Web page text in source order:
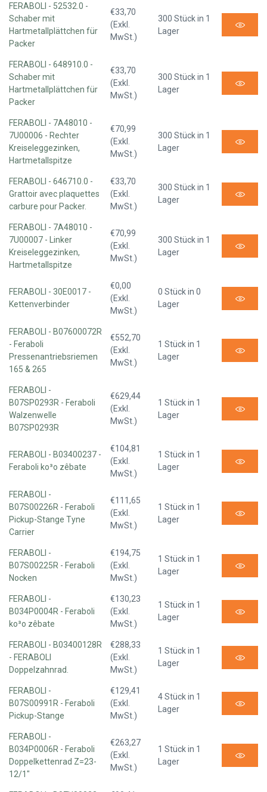
FERABOLI - 52532.0 -
Schaber mit
Hartmetallplättchen für
Packer
€33,70
(Exkl.
MwSt.)
300 Stück in 1
Lager
FERABOLI - 648910.0 -
Schaber mit
Hartmetallplättchen für
Packer
€33,70
(Exkl.
MwSt.)
300 Stück in 1
Lager
FERABOLI - 7A48010 -
7U00006 - Rechter
Kreiseleggezinken,
Hartmetallspitze
€70,99
(Exkl.
MwSt.)
300 Stück in 1
Lager
FERABOLI - 646710.0 -
Grattoir avec plaquettes
carbure pour Packer.
€33,70
(Exkl.
MwSt.)
300 Stück in 1
Lager
FERABOLI - 7A48010 -
7U00007 - Linker
Kreiseleggezinken,
Hartmetallspitze
€70,99
(Exkl.
MwSt.)
300 Stück in 1
Lager
FERABOLI - 30E0017 -
Kettenverbinder
€0,00
(Exkl.
MwSt.)
0 Stück in 0
Lager
FERABOLI - B07600072R
- Feraboli
Pressenantriebsriemen
165 & 265
€552,70
(Exkl.
MwSt.)
1 Stück in 1
Lager
FERABOLI -
B07SP0293R - Feraboli
Walzenwelle
B07SP0293R
€629,44
(Exkl.
MwSt.)
1 Stück in 1
Lager
FERABOLI - B03400237 -
Feraboli ko³o zêbate
€104,81
(Exkl.
MwSt.)
1 Stück in 1
Lager
FERABOLI -
B07S00226R - Feraboli
Pickup-Stange Tyne
Carrier
€111,65
(Exkl.
MwSt.)
1 Stück in 1
Lager
FERABOLI -
B07S00225R - Feraboli
Nocken
€194,75
(Exkl.
MwSt.)
1 Stück in 1
Lager
FERABOLI -
B034P0004R - Feraboli
ko³o zêbate
€130,23
(Exkl.
MwSt.)
1 Stück in 1
Lager
FERABOLI - B03400128R
- FERABOLI
Doppelzahnrad.
€288,33
(Exkl.
MwSt.)
1 Stück in 1
Lager
FERABOLI -
B07S00991R - Feraboli
Pickup-Stange
€129,41
(Exkl.
MwSt.)
4 Stück in 1
Lager
FERABOLI -
B034P0006R - Feraboli
Doppelkettenrad Z=23-
12/1"
€263,27
(Exkl.
MwSt.)
1 Stück in 1
Lager